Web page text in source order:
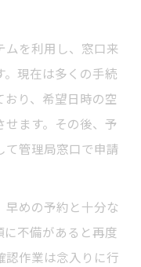
ムを利用し、窓口来
現在は多くの手続
り、希望日時の空
ます。その後、予
て管理局窓口で申請
めの予約と十分な
不備があると再度
認作業は念入りに行